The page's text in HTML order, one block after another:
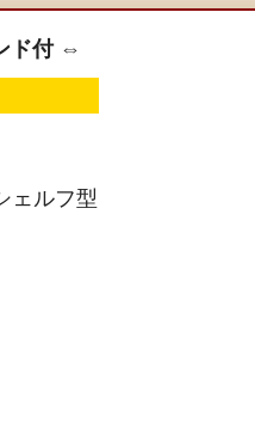
ド付 ⇔
ェルフ型